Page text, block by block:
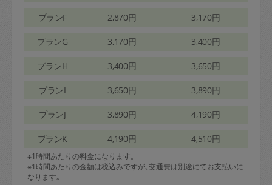
プランF 2,870円 3,170円
プランG 3,170円 3,400円
プランH 3,400円 3,650円
プランI 3,650円 3,890円
プランJ 3,890円 4,190円
プランK 4,190円 4,510円
※1時間あたりの料金になります。
※1時間あたりの金額は税込みですが､交通費は別途にてお支払いに
なります｡